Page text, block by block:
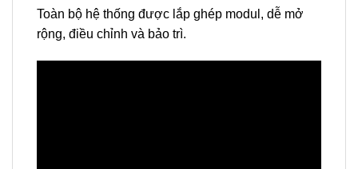
Toàn bộ hệ thống được lắp ghép modul, dễ mở
rộng, điều chỉnh và bảo trì.